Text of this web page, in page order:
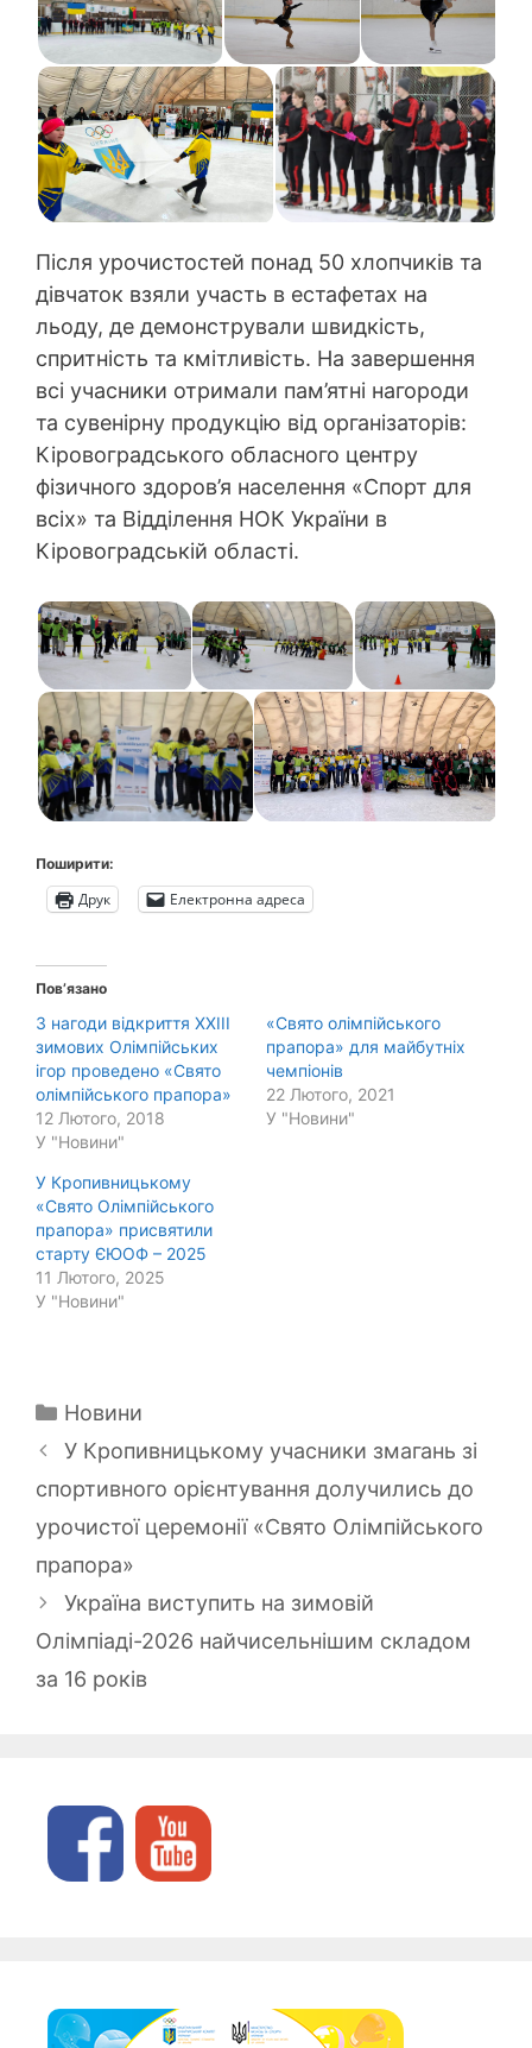
Після урочистостей понад 50 хлопчиків та
дівчаток взяли участь в естафетах на
льоду, де демонстрували швидкість,
спритність та кмітливість. На завершення
всі учасники отримали пам’ятні нагороди
та сувенірну продукцію від організаторів:
Кіровоградського обласного центру
фізичного здоров’я населення «Спорт для
всіх» та Відділення НОК України в
Кіровоградській області.
Поширити:
Друк Електронна адреса
Пов’язано
З нагоди відкриття XXIII
зимових Олімпійських
ігор проведено «Свято
олімпійського прапора»
12 Лютого, 2018
У "Новини"
«Свято олімпійського
прапора» для майбутніх
чемпіонів
22 Лютого, 2021
У "Новини"
У Кропивницькому
«Свято Олімпійського
прапора» присвятили
старту ЄЮОФ – 2025
11 Лютого, 2025
У "Новини"
Категорії
Новини
У Кропивницькому учасники змагань зі
спортивного орієнтування долучились до
урочистої церемонії «Свято Олімпійського
прапора»
Україна виступить на зимовій
Олімпіаді-2026 найчисельнішим складом
за 16 років